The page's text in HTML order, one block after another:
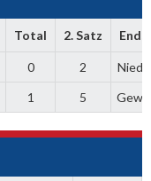
Total 2. Satz
0 2
1 5